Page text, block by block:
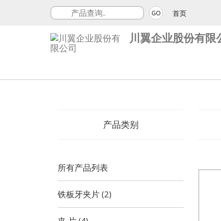
GO 首页
川翼企业股份有限
产品类别
所有产品列表
铁板牙夹片 (2)